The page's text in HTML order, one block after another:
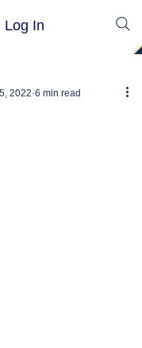
Log In
2022 6 min read